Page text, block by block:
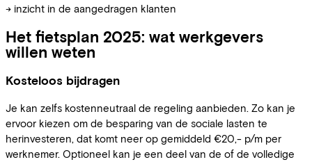
→ inzicht in de aangedragen klanten
Het fietsplan 2025: wat werkgevers
willen weten
Kosteloos bijdragen
Je kan zelfs kostenneutraal de regeling aanbieden. Zo kan je
ervoor kiezen om de besparing van de sociale lasten te
herinvesteren, dat komt neer op gemiddeld €20,- p/m per
werknemer. Optioneel kan je een deel van de of de volledige